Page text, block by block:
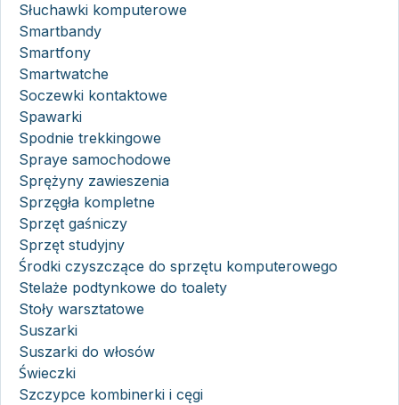
Słuchawki komputerowe
Smartbandy
Smartfony
Smartwatche
Soczewki kontaktowe
Spawarki
Spodnie trekkingowe
Spraye samochodowe
Sprężyny zawieszenia
Sprzęgła kompletne
Sprzęt gaśniczy
Sprzęt studyjny
Środki czyszczące do sprzętu komputerowego
Stelaże podtynkowe do toalety
Stoły warsztatowe
Suszarki
Suszarki do włosów
Świeczki
Szczypce kombinerki i cęgi